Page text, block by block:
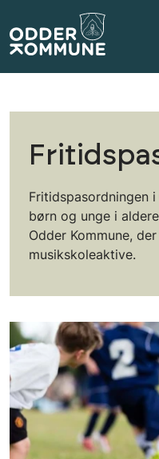
Fritidspasordningen
børn og unge i
Odder Kommune,
musikskoleaktive.